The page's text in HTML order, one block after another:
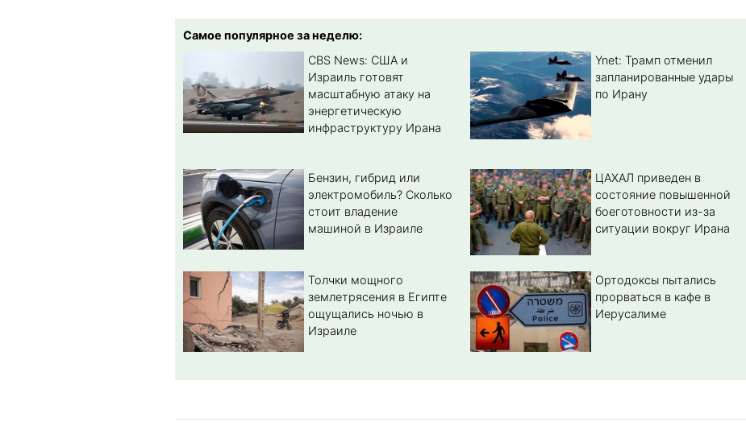
Самое популярное за неделю:
CBS News: США и
Израиль готовят
масштабную атаку на
энергетическую
инфраструктуру Ирана
Ynet: Трамп отменил
запланированные удары
по Ирану
Бензин, гибрид или
электромобиль? Cколько
стоит владение
машиной в Израиле
ЦАХАЛ приведен в
состояние повышенной
боеготовности из-за
ситуации вокруг Ирана
Толчки мощного
землетрясения в Египте
ощущались ночью в
Израиле
Ортодоксы пытались
прорваться в кафе в
Иерусалиме